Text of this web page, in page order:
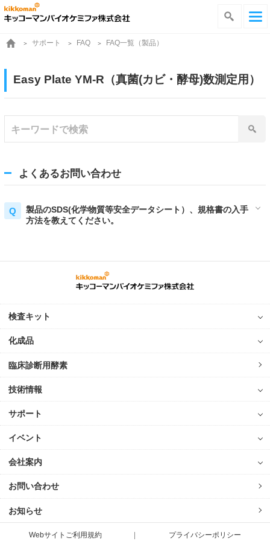
サポート FAQ FAQ一覧（製品）
Easy Plate YM-R（真菌(カビ・酵母)数測定用）
よくあるお問い合わせ
製品のSDS(化学物質等安全データシート）、規格書の入手
方法を教えてください。
検査キット
化成品
臨床診断用酵素
技術情報
サポート
イベント
会社案内
お問い合わせ
お知らせ
Webサイトご利用規約 プライバシーポリシー